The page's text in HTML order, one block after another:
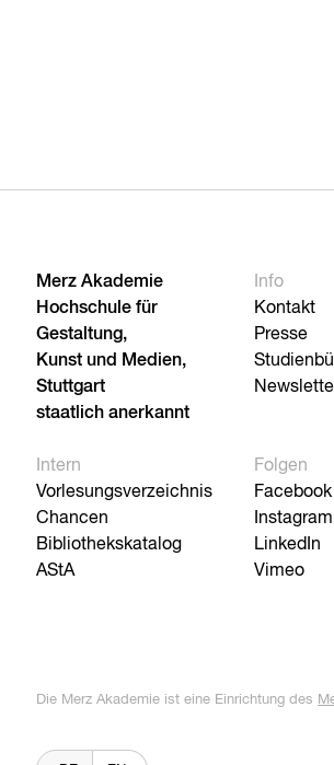
Merz Akademie
Hochschule für
Gestaltung,
Kunst und Medien,
Stuttgart
staatlich anerkannt
Info
Kontakt
Presse
Intern
Vorlesungsverzeichnis
Chancen
Bibliothekskatalog
AStA
Folgen
Facebook
Instagram
LinkedIn
Vimeo
Die Merz Akademie ist eine Einrichtung des